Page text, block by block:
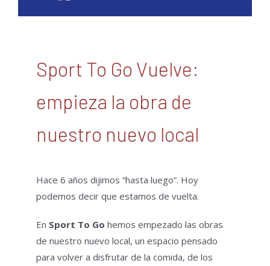
Sport To Go Vuelve:
empieza la obra de
nuestro nuevo local
Hace 6 años dijimos “hasta luego”. Hoy
podemos decir que estamos de vuelta.
En Sport To Go hemos empezado las obras
de nuestro nuevo local, un espacio pensado
para volver a disfrutar de la comida, de los